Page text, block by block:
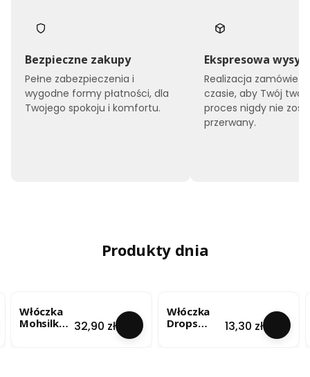
Bezpieczne zakupy
Pełne zabezpieczenia i
wygodne formy płatności, dla
Twojego spokoju i komfortu.
Ekspresowa
Realizacja zamówień
czasie, aby Twój
proces nigdy nie
przerwany.
Produkty dnia
Włóczka
Mohsilko – Cena
32,90 zł
Włóczka
Drops
Cena
13,30 zł